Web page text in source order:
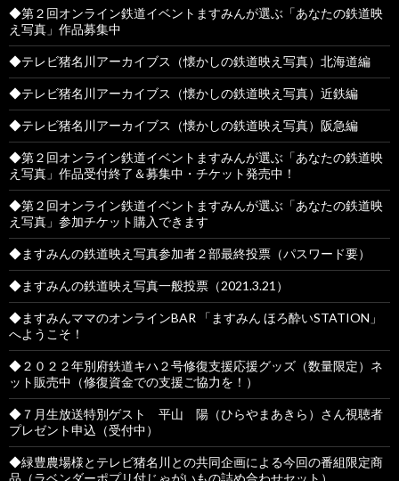
◆第２回オンライン鉄道イベントますみんが選ぶ「あなたの鉄道映
え写真」作品募集中
◆テレビ猪名川アーカイブス（懐かしの鉄道映え写真）北海道編
◆テレビ猪名川アーカイブス（懐かしの鉄道映え写真）近鉄編
◆テレビ猪名川アーカイブス（懐かしの鉄道映え写真）阪急編
◆第２回オンライン鉄道イベントますみんが選ぶ「あなたの鉄道映
え写真」作品受付終了＆募集中・チケット発売中！
◆第２回オンライン鉄道イベントますみんが選ぶ「あなたの鉄道映
え写真」参加チケット購入できます
◆ますみんの鉄道映え写真参加者２部最終投票（パスワード要）
◆ますみんの鉄道映え写真一般投票（2021.3.21）
◆ますみんママのオンラインBAR 「ますみん ほろ酔いSTATION」
へようこそ！
◆２０２２年別府鉄道キハ２号修復支援応援グッズ（数量限定）ネ
ット販売中（修復資金での支援ご協力を！）
◆７月生放送特別ゲスト 平山 陽（ひらやまあきら）さん視聴者
プレゼント申込（受付中）
◆緑豊農場様とテレビ猪名川との共同企画による今回の番組限定商